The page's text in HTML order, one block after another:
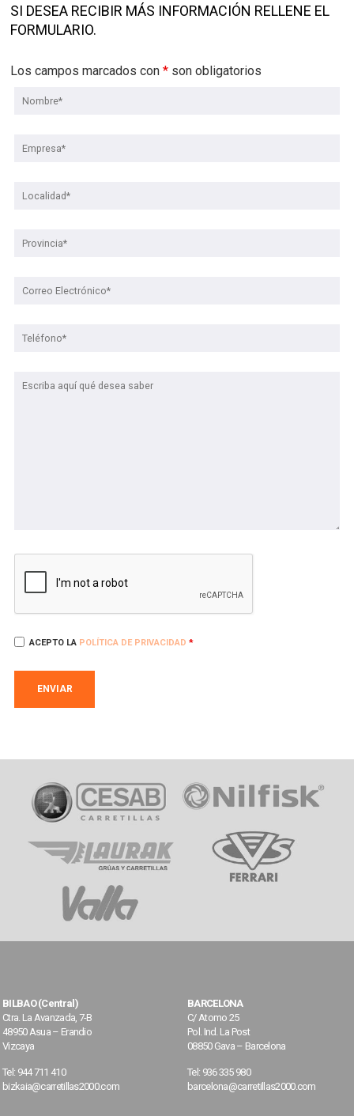
SI DESEA RECIBIR MÁS INFORMACIÓN RELLENE EL
FORMULARIO.
Los campos marcados con* son obligatorios
ACEPTO LA POLÍTICA DE PRIVACIDAD *
BILBAO (Central)
Ctra. La Avanzada, 7-B
48950 Asua – Erandio
Vizcaya
Tel: 944 711 410
bizkaia@carretillas2000.com
BARCELONA
C/ Atomo 25
Pol. Ind. La Post
08850 Gava – Barcelona
Tel: 936 335 980
barcelona@carretillas2000.com